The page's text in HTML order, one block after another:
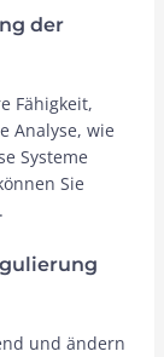
der
Fähigkeit,
Analyse, wie
Systeme
Sie
und ändern